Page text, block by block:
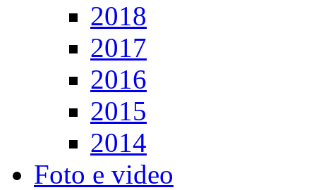
2018
2017
2016
2015
2014
Foto e video